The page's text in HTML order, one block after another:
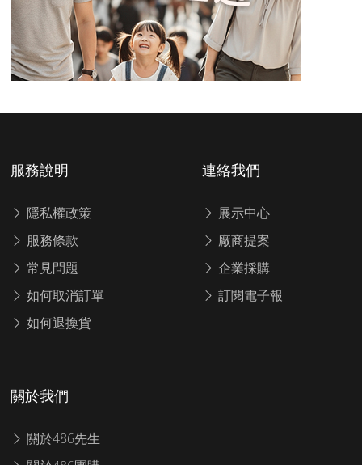
服務說明
隱私權政策
服務條款
常見問題
如何取消訂單
如何退換貨
連絡我們
展示中心
廠商提案
企業採購
訂閱電子報
關於我們
關於486先生